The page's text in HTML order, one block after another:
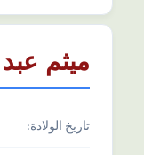
ميثم
تاریخ الولادة: